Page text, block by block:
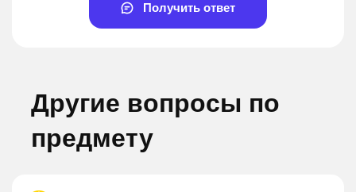
Получить ответ
Другие вопросы по
предмету